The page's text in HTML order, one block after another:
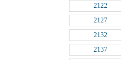
2122
2127
2132
2137